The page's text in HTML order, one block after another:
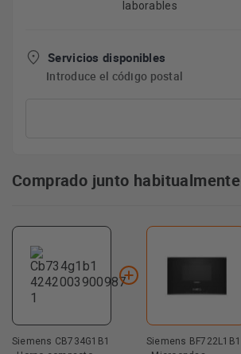
laborables
Servicios disponibles
Introduce el código postal
Comprado junto habitualmente
Siemens CB734G1B1
Siemens BF722L1B1